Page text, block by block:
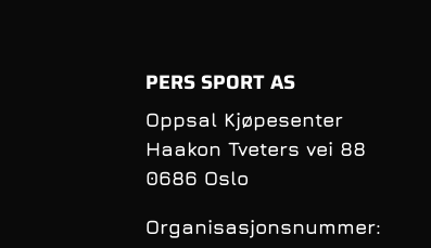
PERS SPORT AS
Oppsal Kjøpesenter
Haakon Tveters vei 88
0686 Oslo
Organisasjonsnummer: